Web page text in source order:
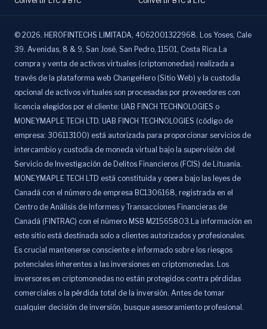
© 2026. HEROFINTECHS LIMITADA, 4062001322968. Los Yoses, Cale
39. Avenidas, 8 & 9, San José, San Pedro, 11501, Costa Rica.La
compra y venta de activos virtuales (criptomonedas) realizada a
través de la plataforma web ChangeHero (Sitio Web) y la custodia
opcional de activos virtuales son procesadas por proveedores con
licencia elegidos por el cliente: UAB FINCH TECHNOLOGIES o
MONEYMAPLE TECH LTD. UAB FINCH TECHNOLOGIES (código de
empresa: 306113100) está autorizada para proporcionar servicios de
intercambio y custodia de moneda virtual bajo la supervisión del
Servicio de Investigación de Delitos Financieros (FCIS) de Lituania.
MONEYMAPLE TECH LTD está constituida y opera bajo las leyes de
Canadá con el número de empresa BC1306168, registrada en el
Centro de Análisis de Informes y Transacciones Financieras de
Canadá (FINTRAC) con el número MSB M21565803.La información en
este sitio está destinada solo a clientes autorizados y profesionales.
Es crucial mantenerse consciente e informado sobre los riesgos
potenciales inherentes a las inversiones en criptomonedas. Los
inversores en criptomonedas no están protegidos contra pérdidas
comerciales o la pérdida total de la inversión. Antes de tomar
cualquier decisión de inversión, busque asesoramiento profesional.